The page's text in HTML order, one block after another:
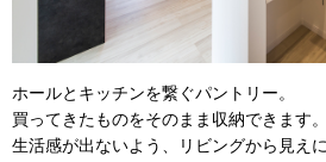
ホールとキッチンを繋ぐパントリー。
買ってきたものをそのまま収納できます
生活感が出ないよう、リビングから見え